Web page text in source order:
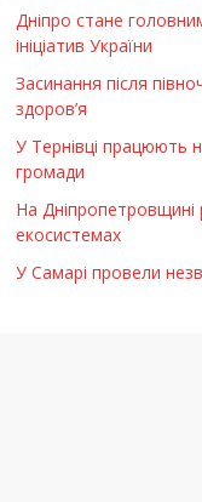
Дніпро стане
ініціатив України
Засинання після
здоров’я
У Тернівці працюють
громади
На Дніпропетровщині
екосистемах
У Самарі провели